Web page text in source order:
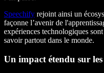
Speechify rejoint ainsi un
façonne l’avenir de
expériences technologiques
savoir partout dans le monde.
Un impact étendu sur